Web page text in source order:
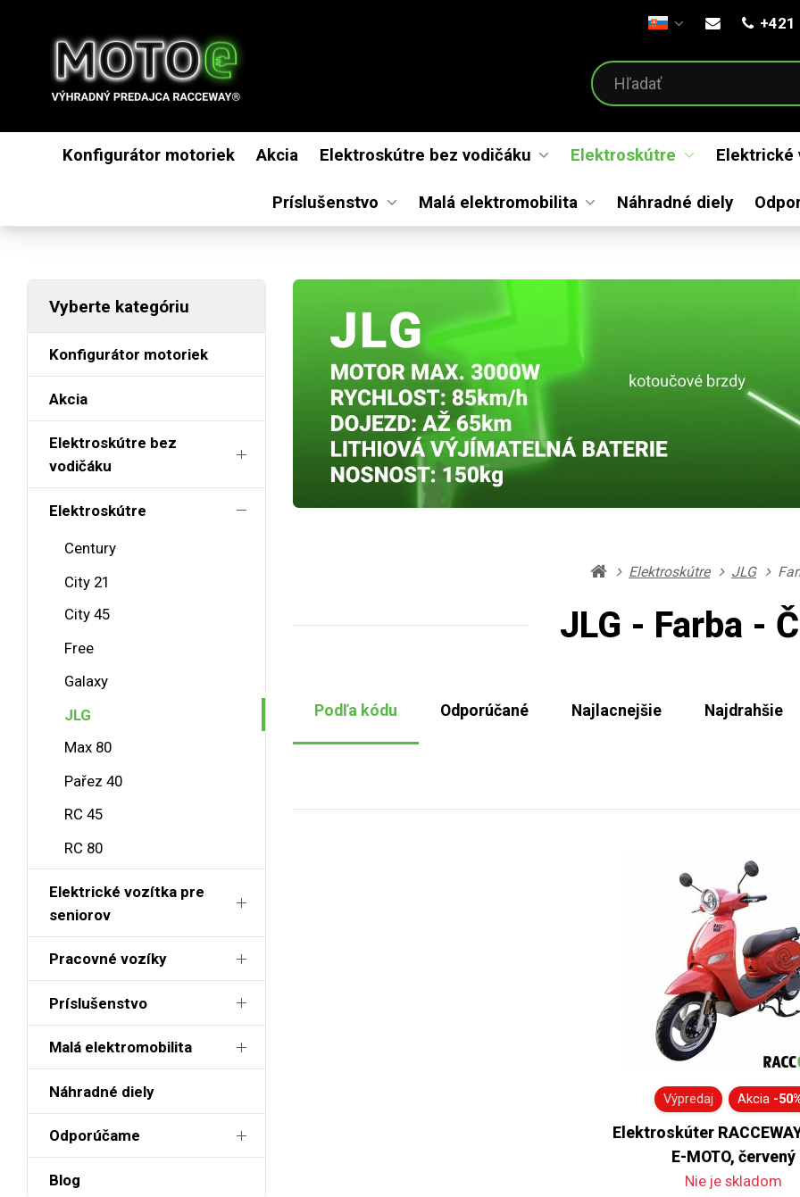
Otvoriť menu
+421
Konfigurátor motoriek Akcia Elektroskútre bez vodičáku Elektroskútre Elektrické
Príslušenstvo Malá elektromobilita Náhradné diely
Vyberte kategóriu
Konfigurátor motoriek
Akcia
Elektroskútre bez
vodičáku
Elektroskútre
Century
City 21
City 45
Free
Galaxy
JLG
Max 80
Pařez 40
RC 45
RC 80
Elektrické vozítka pre
seniorov
Pracovné vozíky
Príslušenstvo
Malá elektromobilita
Náhradné diely
Odporúčame
Blog
Elektroskútre JLG
JLG - Farba -
Podľa kódu Odporúčané Najlacnejšie Najdrahšie
Výpredaj Akcia -
Elektroskúter
E-MOTO, červený
Nie je skladom